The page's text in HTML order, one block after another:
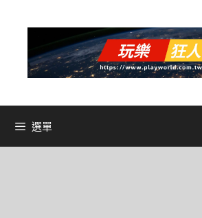
選單